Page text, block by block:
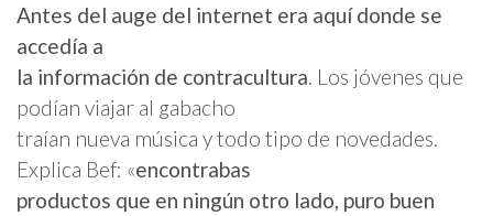
Antes del auge del internet era aquí donde se
accedía a
la información de contracultura. Los jóvenes que
podían viajar al gabacho
traían nueva música y todo tipo de novedades.
Explica Bef: «encontrabas
productos que en ningún otro lado, puro buen